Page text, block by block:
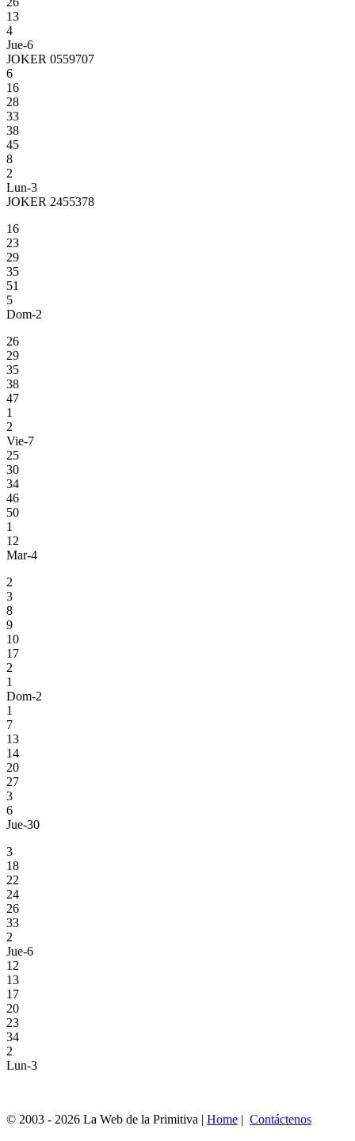
13
4
Jue-6
JOKER 0559707
6
16
28
33
38
45
8
2
Lun-3
JOKER 2455378
16
23
29
35
51
5
Dom-2
26
29
35
38
47
1
2
Vie-7
25
30
34
46
50
1
12
Mar-4
2
3
8
9
10
17
2
1
Dom-2
1
7
13
14
20
27
3
6
Jue-30
3
18
22
24
26
33
2
Jue-6
12
13
17
20
23
34
2
Lun-3
© 2003 - 2026 La Web de la Primitiva | Home | Contáctenos